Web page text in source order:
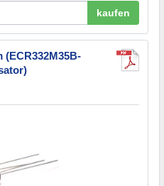
kaufen
(ECR332M35B-